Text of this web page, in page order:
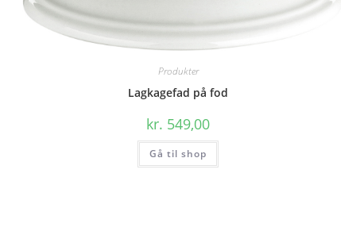
Produkter
Lagkagefad på fod
kr. 549,00
Gå til shop